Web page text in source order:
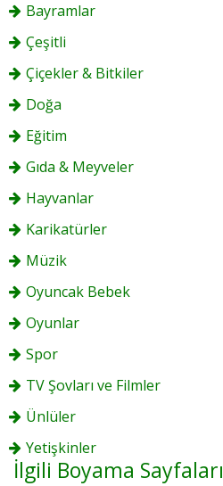
Bayramlar
Çeşitli
Çiçekler & Bitkiler
Doğa
Eğitim
Gıda & Meyveler
Hayvanlar
Karikatürler
Müzik
Oyuncak Bebek
Oyunlar
Spor
TV Şovları ve Filmler
Ünlüler
Yetişkinler
İlgili Boyama Sayfaları